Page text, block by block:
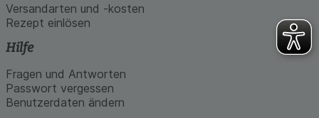
Versandarten und -kosten
Rezept einlösen
Hilfe
Fragen und Antworten
Passwort vergessen
Benutzerdaten ändern